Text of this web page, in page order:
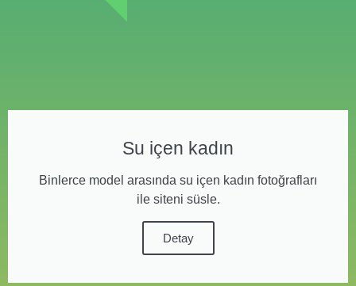
Su içen kadın
Binlerce model arasında su içen kadın fotoğrafları
ile siteni süsle.
Detay